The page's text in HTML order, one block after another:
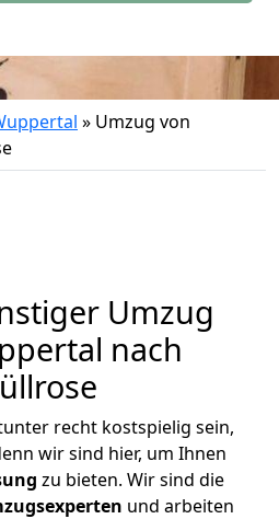
» Umzug von
Umzug
nach
recht kostspielig sein,
wir sind hier, um Ihnen
zu bieten. Wir sind die
und arbeiten